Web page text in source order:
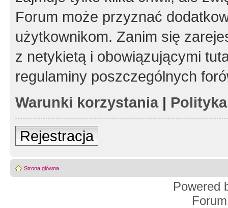
Forum może przyznać
użytkownikom. Zanim się
z netykietą i obowiązującymi
regulaminy poszczególnych
Warunki korzystania|
Rejestracja
Strona główna
Powered